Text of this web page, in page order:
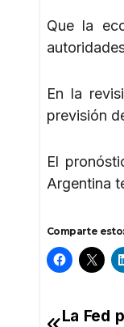
Que la
En la
previsión
El
Argentina
Comparte esto:
La Fed